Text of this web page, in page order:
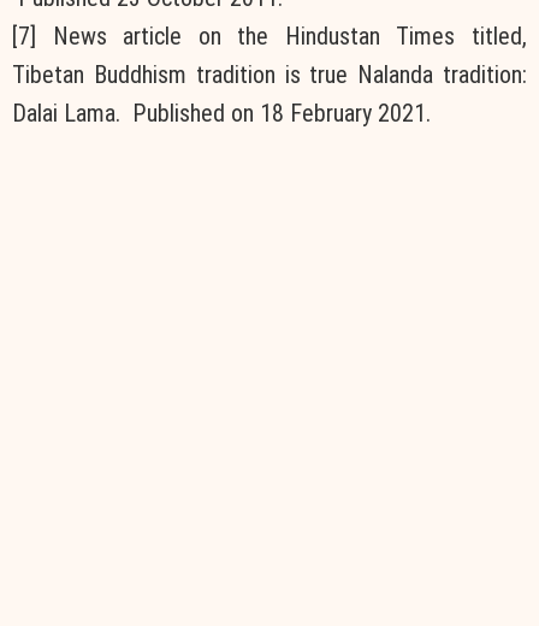
[7] News article on the Hindustan Times titled,
Tibetan Buddhism tradition is true Nalanda tradition:
Dalai Lama. Published on 18 February 2021.